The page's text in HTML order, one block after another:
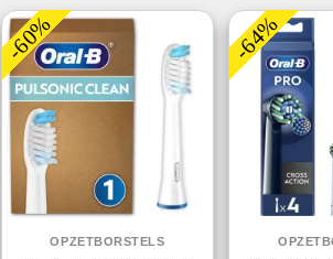
-60%
OPZETBORSTELS
-64%